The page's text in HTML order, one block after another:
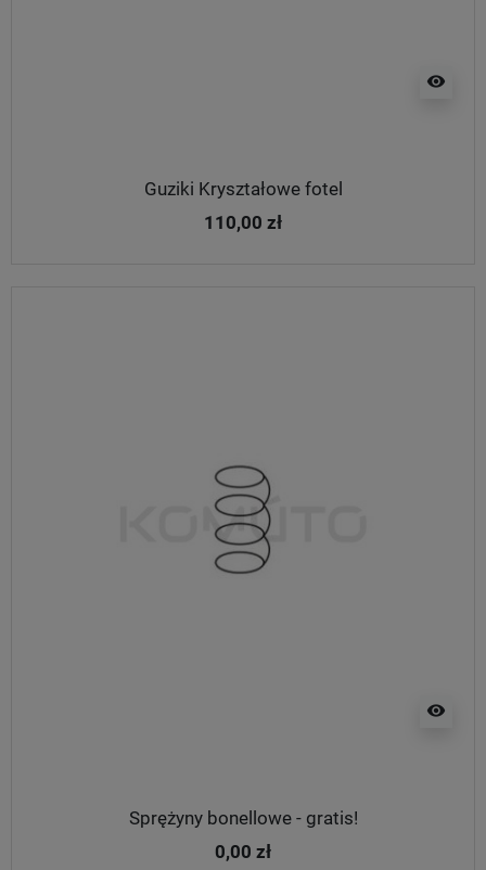
visibility
Guziki Kryształowe fotel
110,00 zł
visibility
Sprężyny bonellowe - gratis!
0,00 zł